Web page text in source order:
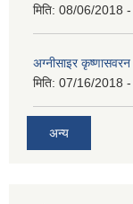
मिति: 08/06/2018
अग्नीसाइर
मिति: 07/16/2018
अन्य